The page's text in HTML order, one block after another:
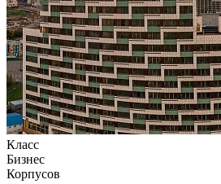
Класс
Бизнес
Корпусов